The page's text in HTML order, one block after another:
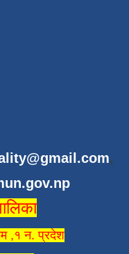
,
,१ न. प्रदेश